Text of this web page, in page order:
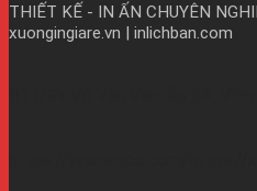
THIẾT KẾ - IN ẤN CHUYÊN
xuongingiare.vn | inlichban.com
https://vinanetco.com/https://